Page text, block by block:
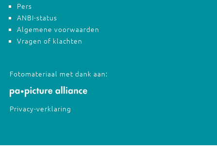
Pers
ANBI-status
Algemene voorwaarden
Vragen of klachten
Fotomateriaal met dank aan:
Privacy-verklaring